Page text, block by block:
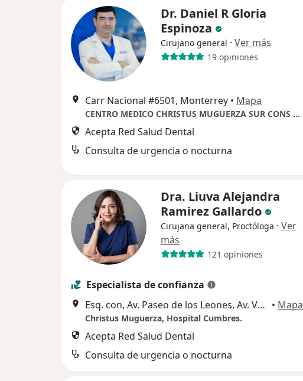
Dr. Daniel R Gloria
Espinoza
Cirujano general · Ver más
19 opiniones
Carr Nacional #6501, Monterrey • Mapa
CENTRO MEDICO CHRISTUS MUGUERZA SUR CONS 305 TERCER PISO
Acepta Red Salud Dental
Consulta de urgencia o nocturna
Dra. Liuva Alejandra
Ramirez Gallardo
Cirujana general, Proctóloga · Ver
más
121 opiniones
Especialista de confianza
Esq. con, Av. Paseo de los Leones, Av. Valle de Cumbres 8001, Monterrey • Mapa
Christus Muguerza, Hospital Cumbres.
Acepta Red Salud Dental
Consulta de urgencia o nocturna